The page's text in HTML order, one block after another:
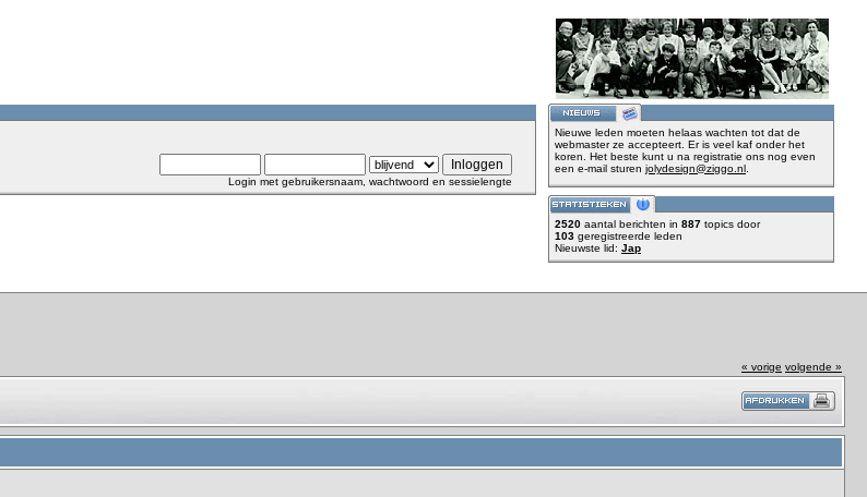
Login met gebruikersnaam, wachtwoord en sessielengte
Nieuwe leden moeten helaas wachten tot dat de
webmaster ze accepteert. Er is veel kaf onder het
koren. Het beste kunt u na registratie ons nog even
een e-mail sturen jolydesign@ziggo.nl
2520 aantal berichten in 887 topics door
103 geregistreerde leden
Nieuwste lid: Jap
« vorige volgende »